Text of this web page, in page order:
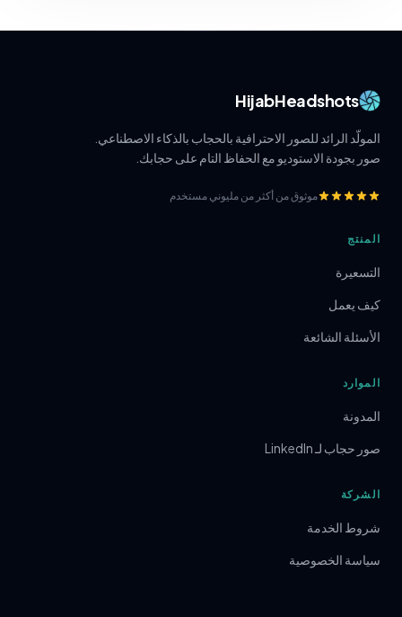
HijabHeadshots
المولّد الرائد للصور الاحترافية بالحجاب بالذكاء الاصطناعي.
صور بجودة الاستوديو مع الحفاظ التام على حجابك.
موثوق من أكثر من مليوني مستخدم
المنتج
التسعيرة
كيف يعمل
الأسئلة الشائعة
الموارد
المدونة
صور حجاب لـ LinkedIn
الشركة
شروط الخدمة
سياسة الخصوصية